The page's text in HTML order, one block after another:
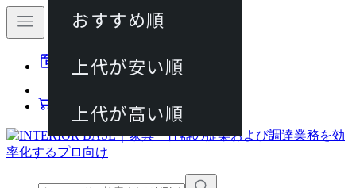
動画マニュアル
カート
おすすめ順
上代が安い順
上代が高い順